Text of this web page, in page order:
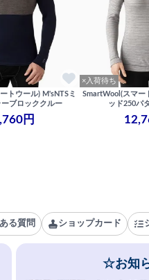
トウール) M'sNTSミ
ーブロッククルー
円
×入荷待ち
SmartWool(スマー
ッド250パ
る質問 ショップカード
☆お知